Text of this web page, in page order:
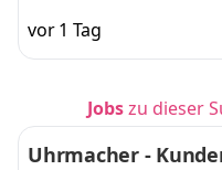
Herrenberg
vor 1 Tag
Jobszu dieser
Uhrmacher -